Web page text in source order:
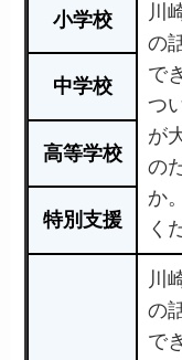
小学校
川
の
で
つ
が
の
か
く
中学校
高等学校
特別支援
川
の
で